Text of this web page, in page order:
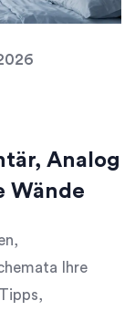
Analog
Wände
Ihre